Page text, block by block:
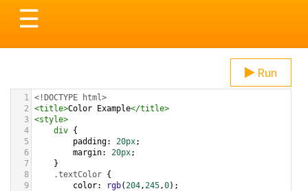
Toggle
navigation
☰
Run
1 <!DOCTYPE html>
2
<title>Color Example</title>
3 <style>
4
div {
5
padding: 20px;
6
margin: 20px;
7
}
8
.textColor {
9
color: rgb(204,245,0);